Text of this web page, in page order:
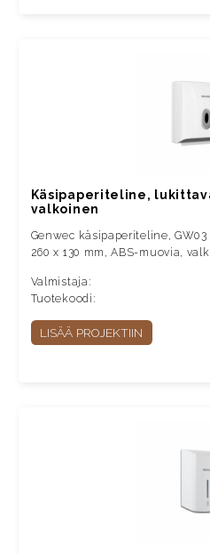
Käsipaperiteline,
valkoinen
Genwec käsipaperiteline,
260 x 130 mm, ABS-muovia,
Valmistaja:
Tuotekoodi:
LISÄÄ PROJEKTIIN